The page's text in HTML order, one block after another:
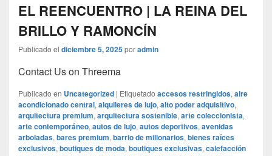
EL REENCUENTRO | LA REINA DEL
BRILLO Y RAMONCÍN
Publicado el diciembre 5, 2025poradmin
Contact Us on Threema
Publicado en Uncategorized | Etiquetado accesos restringidos, aire
acondicionado central, alquileres de lujo, alto poder adquisitivo,
arquitectura premium, arquitectura sostenible, arte coleccionista,
arte contemporáneo, autos de lujo, autos deportivos, avenidas
arboladas, bares premium, barrio de millonarios, bienes raíces
exclusivos, boutiques de moda, boutiques exclusivas, calefacción